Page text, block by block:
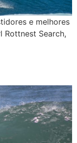
e melhores
Rottnest Search,